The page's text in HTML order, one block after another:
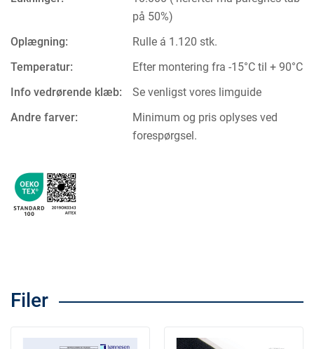
på 50%)
Oplægning:
Rulle á 1.120 stk.
Temperatur:
Efter montering fra -15°C til + 90°C
Info vedrørende klæb:
Se venligst vores limguide
Andre farver:
Minimum og pris oplyses ved
forespørgsel.
Filer